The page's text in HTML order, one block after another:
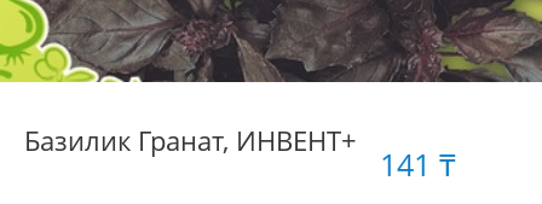
Базилик Гранат, ИНВЕНТ+
141 ₸